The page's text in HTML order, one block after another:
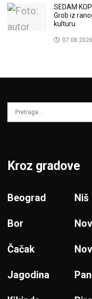
SEDAM
Grob iz
kulturu
07.08.2026
Kroz gradove
Beograd
Bor
Čačak
Jagodina
Niš